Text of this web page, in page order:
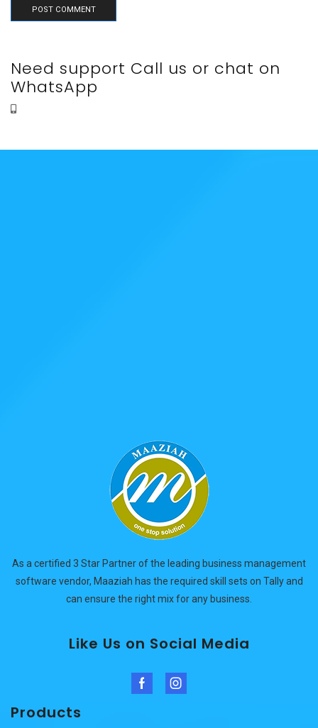
Need support Call us or chat on
WhatsApp
As a certified 3 Star Partner of the leading business management
software vendor, Maaziah has the required skill sets on Tally and
can ensure the right mix for any business.
Like Us on Social Media
FacebookInstagram
Products